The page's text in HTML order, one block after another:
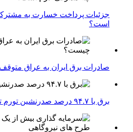
جزئیات پرداخت خسارت به
است؟
صادرات برق ایران به عراق
برق با ۹۴.۷ درصد صدرنشین تورم تابستانی!